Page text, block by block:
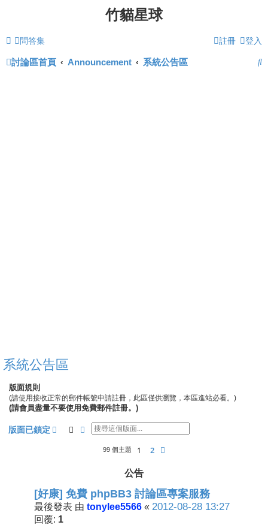
竹貓星球
問答集 登入
註冊
討論區首頁 Announcement 系統公告區
系統公告區
版面規則
(請使用接收正常的郵件帳號申請註冊，此區僅供瀏覽，本區進站必看。)
(請會員盡量不要使用免費郵件註冊。)
版面已鎖定 搜尋 進階搜尋
99 個主題 1 2
公告
[好康] 免費 phpBB3 討論區專案服務
最後發表 由 tonylee5566 « 2012-08-28 13:27
回覆: 1